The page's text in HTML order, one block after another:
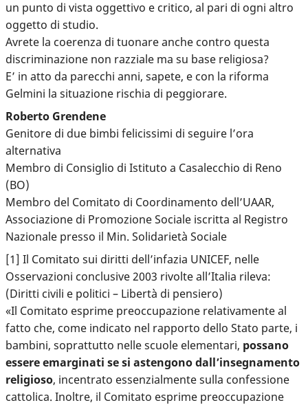
un punto di vista oggettivo e critico, al pari di ogni altro
oggetto di studio.
Avrete la coerenza di tuonare anche contro questa
discriminazione non razziale ma su base religiosa?
E’ in atto da parecchi anni, sapete, e con la riforma
Gelmini la situazione rischia di peggiorare.
Roberto Grendene
Genitore di due bimbi felicissimi di seguire l’ora
alternativa
Membro di Consiglio di Istituto a Casalecchio di Reno
(BO)
Membro del Comitato di Coordinamento dell’UAAR,
Associazione di Promozione Sociale iscritta al Registro
Nazionale presso il Min. Solidarietà Sociale
[1] Il Comitato sui diritti dell’infazia UNICEF, nelle
Osservazioni conclusive 2003 rivolte all’Italia rileva:
(Diritti civili e politici – Libertà di pensiero)
«Il Comitato esprime preoccupazione relativamente al
fatto che, come indicato nel rapporto dello Stato parte, i
bambini, soprattutto nelle scuole elementari, possano
essere emarginati se si astengono dall’insegnamento
religioso, incentrato essenzialmente sulla confessione
cattolica. Inoltre, il Comitato esprime preoccupazione